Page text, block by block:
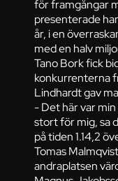
för framgångar
presenterade
år, i en
med en halv
Tano Bork fick
konkurrenterna
Lindhardt gav
- Det här var
stort för mig, sa
på tiden 1.14,2
Tomas
andraplatsen